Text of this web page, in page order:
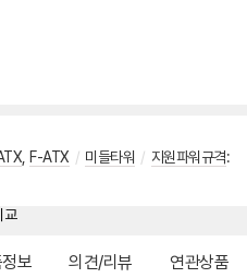
F-ATX / 미들타워 / 지원파워규격:
보 의견/리뷰 연관상품